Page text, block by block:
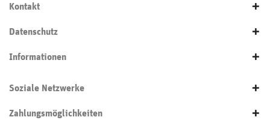
Kontakt
Datenschutz
Informationen
Soziale Netzwerke
Zahlungsmöglichkeiten